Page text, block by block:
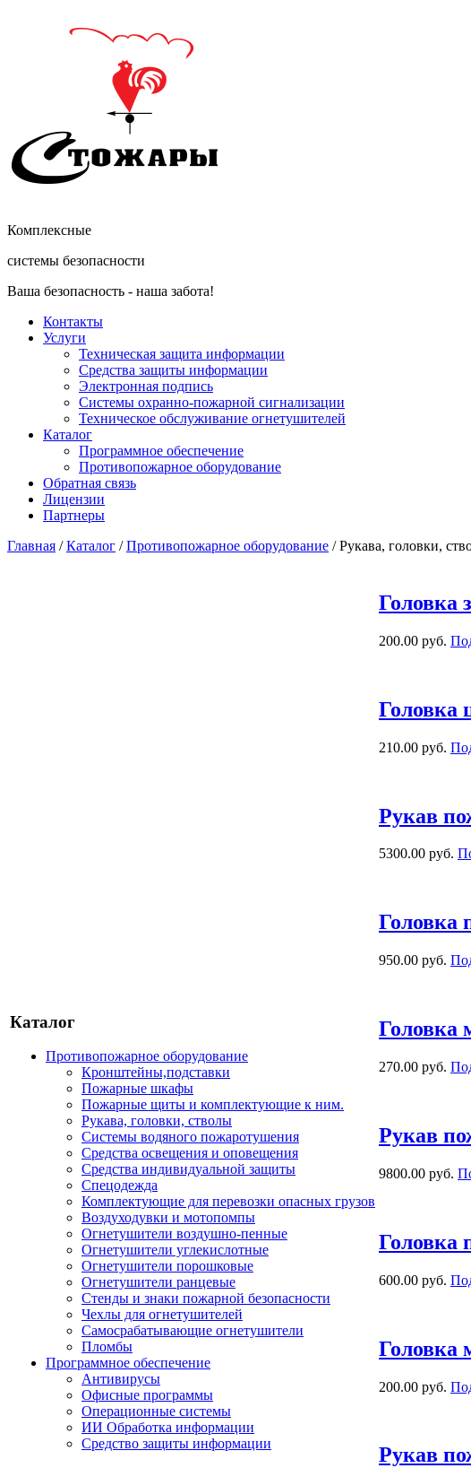
Комплексные
системы безопасности
Ваша безопасность - наша забота!
Контакты
Услуги
Техническая защита информации
Средства защиты информации
Электронная подпись
Системы охранно-пожарной сигнализации
Техническое обслуживание огнетушителей
Каталог
Программное обеспечение
Противопожарное оборудование
Обратная связь
Лицензии
Партнеры
Главная /Каталог /Противопожарное оборудование /Рукава, головки,
Каталог
Противопожарное оборудование
Кронштейны,подставки
Пожарные шкафы
Пожарные щиты и комплектующие к ним.
Рукава, головки, стволы
Системы водяного пожаротушения
Средства освещения и оповещения
Средства индивидуальной защиты
Спецодежда
Комплектующие для перевозки опасных грузов
Воздуходувки и мотопомпы
Огнетушители воздушно-пенные
Огнетушители углекислотные
Огнетушители порошковые
Огнетушители ранцевые
Стенды и знаки пожарной безопасности
Чехлы для огнетушителей
Самосрабатывающие огнетушители
Пломбы
Программное обеспечение
Антивирусы
Офисные программы
Операционные системы
ИИ Обработка информации
Средство защиты информации
Головка
200.00 руб.
Головка
210.00 руб.
Рукав
5300.00 руб.
Головка
950.00 руб.
Головка
270.00 руб.
Рукав
9800.00 руб.
Головка
600.00 руб.
Головка
200.00 руб.
Рукав